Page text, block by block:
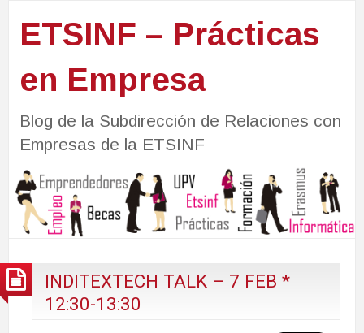
ETSINF – Prácticas
en Empresa
Blog de la Subdirección de Relaciones con
Empresas de la ETSINF
INDITEXTECH TALK – 7 FEB *
12:30-13:30